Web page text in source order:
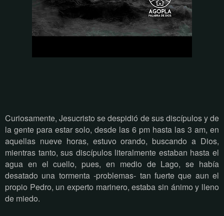
Curiosamente, Jesucristo se despidió de sus discípulos y de
la gente para estar solo, desde las 6 pm hasta las 3 am, en
aquellas nueve horas, estuvo orando, buscando a Dios,
mientras tanto, sus discípulos literalmente estaban hasta el
agua en el cuello, pues, en medio de Lago, se había
desatado una tormenta -problemas- tan fuerte que aun el
propio Pedro, un experto marinero, estaba sin ánimo y lleno
de miedo.